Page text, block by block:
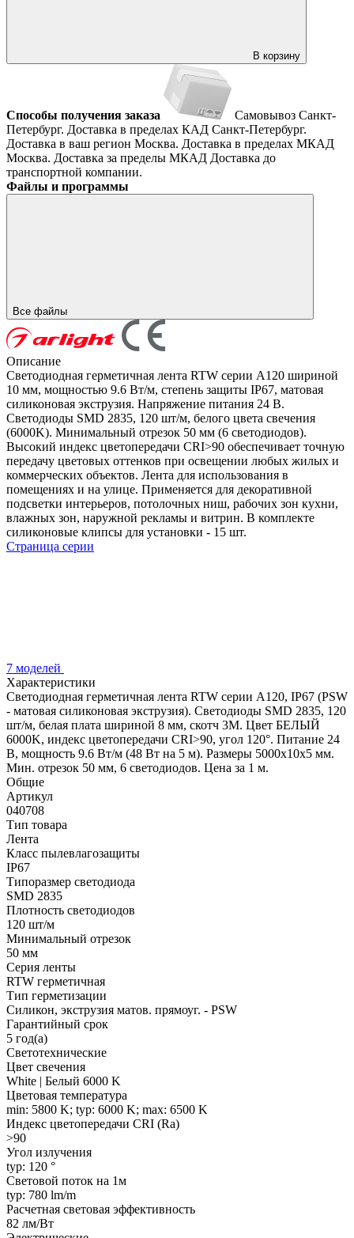
В корзину
Способы получения заказа Самовывоз Санкт-
Петербург. Доставка в пределах КАД Санкт-Петербург.
Доставка в ваш регион Москва. Доставка в пределах МКАД
Москва. Доставка за пределы МКАД Доставка до
транспортной компании.
Файлы и программы
Все файлы
Описание
Светодиодная герметичная лента RTW серии A120 шириной
10 мм, мощностью 9.6 Вт/м, степень защиты IP67, матовая
силиконовая экструзия. Напряжение питания 24 В.
Светодиоды SMD 2835, 120 шт/м, белого цвета свечения
(6000K). Минимальный отрезок 50 мм (6 светодиодов).
Высокий индекс цветопередачи CRI>90 обеспечивает точную
передачу цветовых оттенков при освещении любых жилых и
коммерческих объектов. Лента для использования в
помещениях и на улице. Применяется для декоративной
подсветки интерьеров, потолочных ниш, рабочих зон кухни,
влажных зон, наружной рекламы и витрин. В комплекте
силиконовые клипсы для установки - 15 шт.
Страница серии
7 моделей
Характеристики
Светодиодная герметичная лента RTW серии A120, IP67 (PSW
- матовая силиконовая экструзия). Светодиоды SMD 2835, 120
шт/м, белая плата шириной 8 мм, скотч 3M. Цвет БЕЛЫЙ
6000K, индекс цветопередачи CRI>90, угол 120°. Питание 24
В, мощность 9.6 Вт/м (48 Вт на 5 м). Размеры 5000x10x5 мм.
Мин. отрезок 50 мм, 6 светодиодов. Цена за 1 м.
Общие
Артикул
040708
Тип товара
Лента
Класс пылевлагозащиты
IP67
Типоразмер светодиода
SMD 2835
Плотность светодиодов
120 шт/м
Минимальный отрезок
50 мм
Серия ленты
RTW герметичная
Тип герметизации
Силикон, экструзия матов. прямоуг. - PSW
Гарантийный срок
5 год(а)
Светотехнические
Цвет свечения
White | Белый 6000 K
Цветовая температура
min: 5800 K; typ: 6000 K; max: 6500 K
Индекс цветопередачи CRI (Ra)
>90
Угол излучения
typ: 120 °
Световой поток на 1м
typ: 780 lm/m
Расчетная световая эффективность
82 лм/Вт